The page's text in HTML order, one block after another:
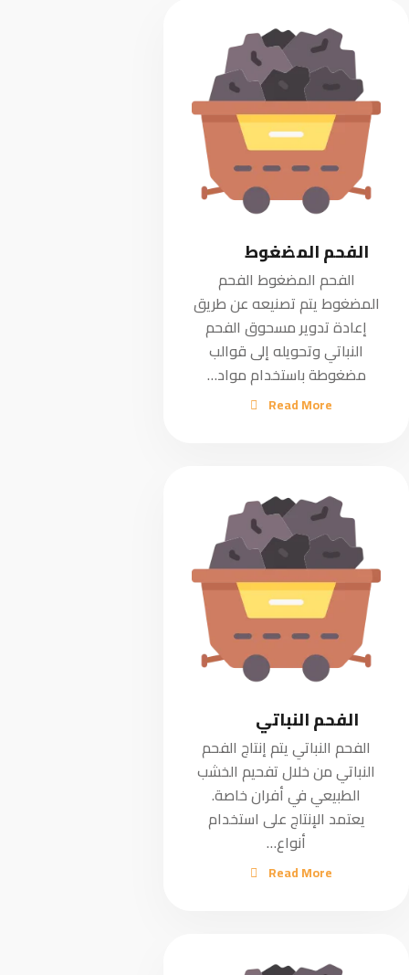
الفحم المضغوط
الفحم المضغوط الفحم
المضغوط يتم تصنيعه عن طريق
إعادة تدوير مسحوق الفحم
النباتي وتحويله إلى قوالب
مضغوطة باستخدام مواد…
Read More
الفحم النباتي
الفحم النباتي يتم إنتاج الفحم
النباتي من خلال تفحيم الخشب
الطبيعي في أفران خاصة.
يعتمد الإنتاج على استخدام
أنواع…
Read More